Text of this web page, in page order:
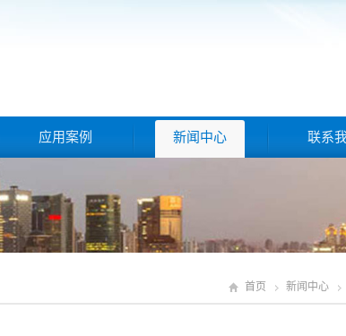
应用案例 新闻中心 联系
首页 新闻中心